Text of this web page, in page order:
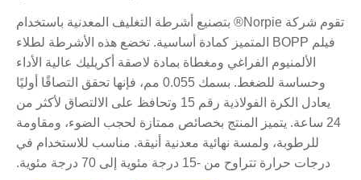
تقوم شركة Norpie® بتصنيع أشرطة التغليف المعدنية باستخدام
فيلم BOPP المتميز كمادة أساسية. تخضع هذه الأشرطة لطلاء
الألمنيوم الفراغي ومغطاة بمادة لاصقة أكريليك عالية الأداء
وحساسة للضغط. بسمك 0.055 مم، فإنها تحقق التصاقًا أوليًا
يعادل الكرة الفولاذية رقم 15 وتحافظ على الالتصاق لأكثر من
24 ساعة. يتميز المنتج بخصائص ممتازة لحجب الضوء، ومقاومة
للرطوبة، ولمسة نهائية معدنية أنيقة. مناسب للاستخدام في
درجات حرارة تتراوح من -15 درجة مئوية إلى 70 درجة مئوية.